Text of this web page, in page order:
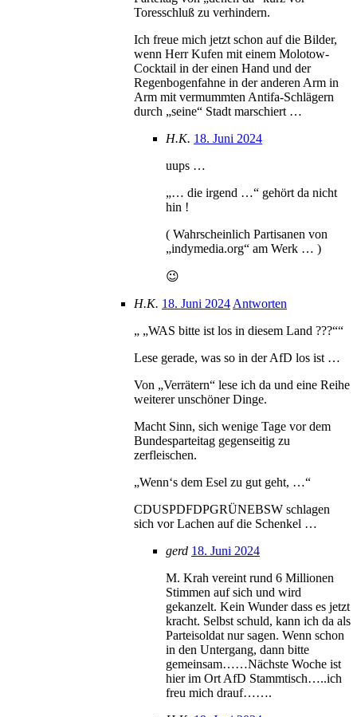
Toresschluß zu verhindern.
Ich freue mich jetzt schon auf die Bilder,
wenn Herr Kufen mit einem Molotow-
Cocktail in der einen Hand und der
Regenbogenfahne in der anderen Arm in
Arm mit vermummten Antifa-Schlägern
durch „seine“ Stadt marschiert …
H.K. 18. Juni 2024
uups …
„… die irgend …“ gehört da nicht
hin !
( Wahrscheinlich Partisanen von
„indymedia.org“ am Werk … )
😉
H.K. 18. Juni 2024 Antworten
„ „WAS bitte ist los in diesem Land ???““
Lese gerade, was so in der AfD los ist …
Von „Verrätern“ lese ich da und eine Reihe
weiterer unschöner Dinge.
Macht Sinn, sich wenige Tage vor dem
Bundesparteitag gegenseitig zu
zerfleischen.
„Wenn‘s dem Esel zu gut geht, …“
CDUSPDFDPGRÜNEBSW schlagen
sich vor Lachen auf die Schenkel …
gerd 18. Juni 2024
M. Krah vereint rund 6 Millionen
Stimmen auf sich und wird
gekanzelt. Kein Wunder dass es jetzt
kracht. Selbst schuld, kann ich da als
Parteisoldat nur sagen. Wenn schon
in den Untergang, dann bitte
gemeinsam……Nächste Woche ist
hier im Ort AfD Stammtisch…..ich
freu mich drauf…….